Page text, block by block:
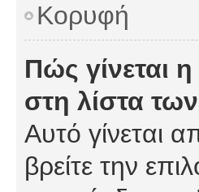
Κορυφή
Πώς γίνεται
στη λίστα
Αυτό γίνεται
βρείτε την